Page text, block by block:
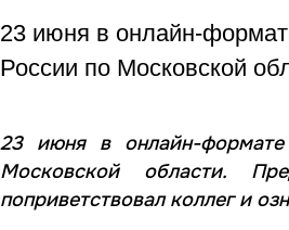
23 июня в онлайн-
России по Московской
23 июня в онлайн-
Московской области.
поприветствовал коллег и